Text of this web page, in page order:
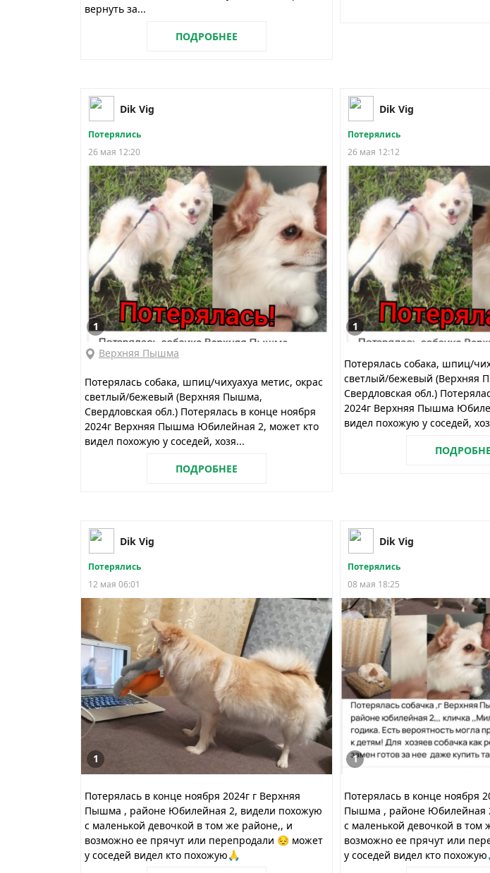
вернуть за...
ПОДРОБНЕЕ
Dik Vig
Потерялись
26 мая 12:20
1
Верхняя Пышма
Потерялась собака, шпиц/чихуахуа метис, окрас
светлый/бежевый (Верхняя Пышма,
Свердловская обл.) Потерялась в конце ноября
2024г Верхняя Пышма Юбилейная 2, может кто
видел похожую у соседей, хозя...
ПОДРОБНЕЕ
Dik Vig
Потерялись
26 мая 12:12
1
Потерялась собака, шпиц/
светлый/бежевый (Верхняя
Свердловская обл.)
2024г Верхняя Пышма
видел похожую у соседей,
Dik Vig
Потерялись
12 мая 06:01
1
Потерялась в конце ноября 2024г г Верхняя
Пышма , районе Юбилейная 2, видели похожую
с маленькой девочкой в том же районе,, и
возможно ее прячут или перепродали 😔 может
у соседей видел кто похожую🙏
Dik Vig
Потерялись
08 мая 18:25
1
Потерялась в конце ноября
Пышма , районе Юбилейная
с маленькой девочкой в том
возможно ее прячут или
у соседей видел кто